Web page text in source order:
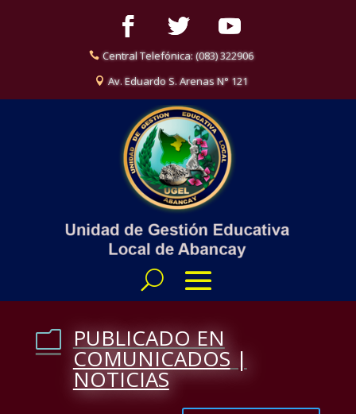
Central Telefónica: (083) 322906
Av. Eduardo S. Arenas N° 121
m PUBLICADO EN
COMUNICADOS |
NOTICIAS